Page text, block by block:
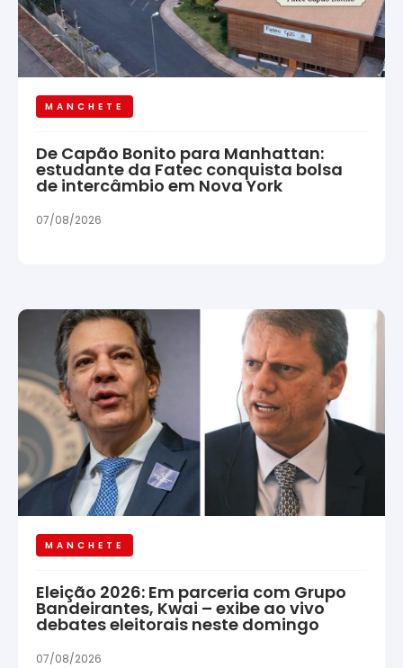
MANCHETE
De Capão Bonito para Manhattan:
estudante da Fatec conquista bolsa
de intercâmbio em Nova York
07/08/2026
MANCHETE
Eleição 2026: Em parceria com Grupo
Bandeirantes, Kwai – exibe ao vivo
debates eleitorais neste domingo
07/08/2026